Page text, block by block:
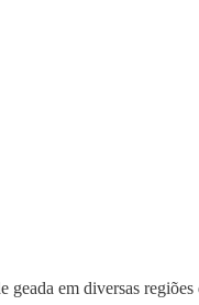
em diversas regiões